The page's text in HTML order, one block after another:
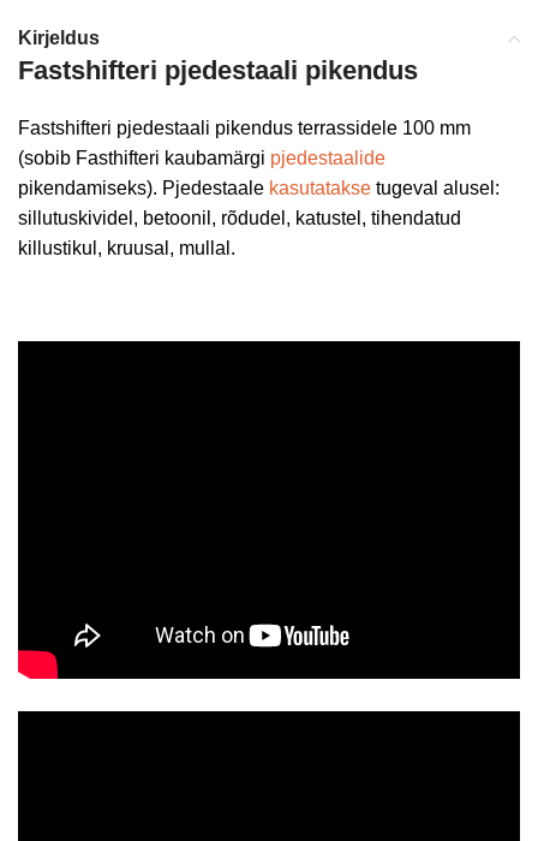
Kirjeldus
Fastshifteri pjedestaali pikendus
Fastshifteri pjedestaali pikendus terrassidele 100 mm
(sobib Fasthifteri kaubamärgi pjedestaalide
pikendamiseks). Pjedestaale kasutatakse tugeval alusel:
sillutuskividel, betoonil, rõdudel, katustel, tihendatud
killustikul, kruusal, mullal.